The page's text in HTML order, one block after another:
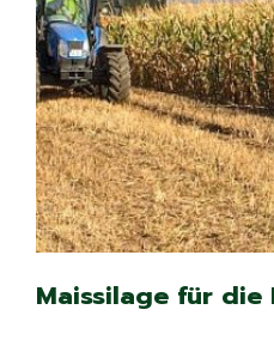
Maissilage für die